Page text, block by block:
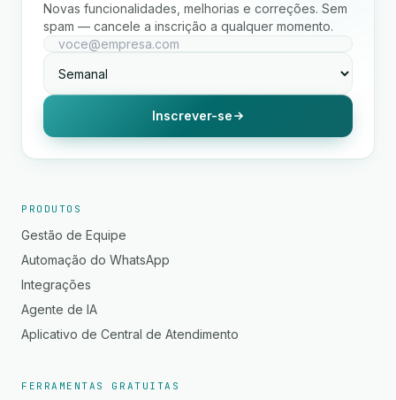
Novas funcionalidades, melhorias e correções. Sem
spam — cancele a inscrição a qualquer momento.
Inscrever-se
PRODUTOS
Gestão de Equipe
Automação do WhatsApp
Integrações
Agente de IA
Aplicativo de Central de Atendimento
FERRAMENTAS GRATUITAS